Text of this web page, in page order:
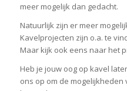
meer mogelijk dan gedacht.
Natuurlijk zijn er meer
Kavelprojecten zijn o.a. te
Maar kijk ook eens naar het
Heb je jouw oog op kavel
ons op om de